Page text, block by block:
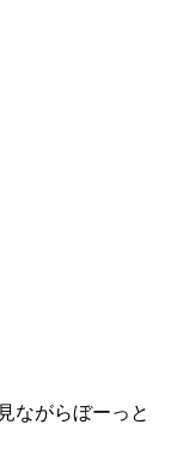
ながらぼーっと